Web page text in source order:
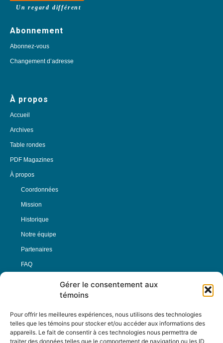
Gérer le consentement aux
témoins
Pour offrir les meilleures expériences, nous utilisons des technologies
telles que les témoins pour stocker et/ou accéder aux informations des
appareils. Le fait de consentir à ces technologies nous permettra de
traiter des données telles que le comportement de navigation ou les ID
Un regard différent
Abonnement
Abonnez-vous
Changement d’adresse
À propos
Accueil
Archives
Table rondes
PDF Magazines
À propos
Coordonnées
Mission
Historique
Notre équipe
Partenaires
FAQ
Nous Suivre